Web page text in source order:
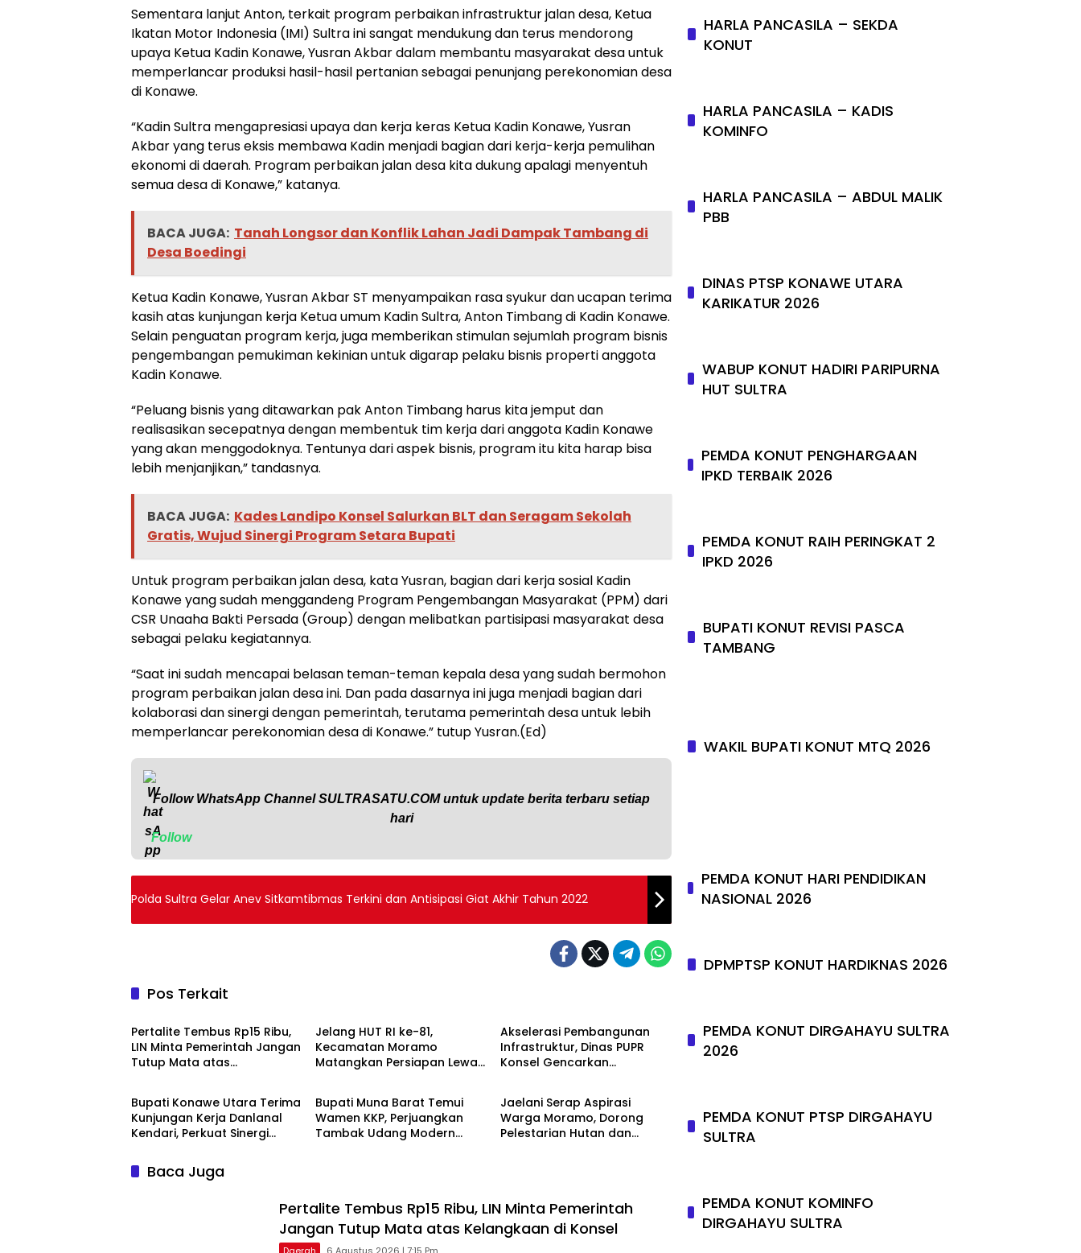
Sementara lanjut Anton, terkait program perbaikan infrastruktur jalan desa, Ketua
Ikatan Motor Indonesia (IMI) Sultra ini sangat mendukung dan terus mendorong
upaya Ketua Kadin Konawe, Yusran Akbar dalam membantu masyarakat desa untuk
memperlancar produksi hasil-hasil pertanian sebagai penunjang perekonomian desa
di Konawe.
“Kadin Sultra mengapresiasi upaya dan kerja keras Ketua Kadin Konawe, Yusran
Akbar yang terus eksis membawa Kadin menjadi bagian dari kerja-kerja pemulihan
ekonomi di daerah. Program perbaikan jalan desa kita dukung apalagi menyentuh
semua desa di Konawe,” katanya.
BACA JUGA: Tanah Longsor dan Konflik Lahan Jadi Dampak Tambang di
Desa Boedingi
Ketua Kadin Konawe, Yusran Akbar ST menyampaikan rasa syukur dan ucapan terima
kasih atas kunjungan kerja Ketua umum Kadin Sultra, Anton Timbang di Kadin Konawe.
Selain penguatan program kerja, juga memberikan stimulan sejumlah program bisnis
pengembangan pemukiman kekinian untuk digarap pelaku bisnis properti anggota
Kadin Konawe.
“Peluang bisnis yang ditawarkan pak Anton Timbang harus kita jemput dan
realisasikan secepatnya dengan membentuk tim kerja dari anggota Kadin Konawe
yang akan menggodoknya. Tentunya dari aspek bisnis, program itu kita harap bisa
lebih menjanjikan,” tandasnya.
BACA JUGA: Kades Landipo Konsel Salurkan BLT dan Seragam Sekolah
Gratis, Wujud Sinergi Program Setara Bupati
Untuk program perbaikan jalan desa, kata Yusran, bagian dari kerja sosial Kadin
Konawe yang sudah menggandeng Program Pengembangan Masyarakat (PPM) dari
CSR Unaaha Bakti Persada (Group) dengan melibatkan partisipasi masyarakat desa
sebagai pelaku kegiatannya.
“Saat ini sudah mencapai belasan teman-teman kepala desa yang sudah bermohon
program perbaikan jalan desa ini. Dan pada dasarnya ini juga menjadi bagian dari
kolaborasi dan sinergi dengan pemerintah, terutama pemerintah desa untuk lebih
memperlancar perekonomian desa di Konawe.” tutup Yusran.(Ed)
Follow WhatsApp ChannelSULTRASATU.COMuntuk update berita terbaru setiap
hari
Follow
Polda Sultra Gelar Anev Sitkamtibmas Terkini dan Antisipasi Giat Akhir Tahun 2022
Pos Terkait
Daerah
‎Pertalite Tembus Rp15 Ribu,
LIN Minta Pemerintah Jangan
Tutup Mata atas
‎Jelang HUT RI ke-81,
Kecamatan Moramo
Matangkan Persiapan Lewat
Akselerasi Pembangunan
Infrastruktur, Dinas PUPR
Konsel Gencarkan
Advertorial
Bupati Konawe Utara Terima
Kunjungan Kerja Danlanal
Kendari, Perkuat Sinergi
AL
Daerah
‎Bupati Muna Barat Temui
Wamen KKP, Perjuangkan
Tambak Udang Modern
Advertorial
Jaelani Serap Aspirasi
Warga Moramo, Dorong
Pelestarian Hutan dan
Baca Juga
‎Pertalite Tembus Rp15 Ribu, LIN Minta Pemerintah
Jangan Tutup Mata atas Kelangkaan di Konsel
Daerah 6 Agustus 2026 | 7:15 Pm
HARLA PANCASILA – SEKDA
KONUT
HARLA PANCASILA – KADIS
KOMINFO
HARLA PANCASILA – ABDUL MALIK
PBB
DINAS PTSP KONAWE UTARA
KARIKATUR 2026
WABUP KONUT HADIRI PARIPURNA
HUT SULTRA
PEMDA KONUT PENGHARGAAN
IPKD TERBAIK 2026
PEMDA KONUT RAIH PERINGKAT 2
IPKD 2026
BUPATI KONUT REVISI PASCA
TAMBANG
WAKIL BUPATI KONUT MTQ 2026
PEMDA KONUT HARI PENDIDIKAN
NASIONAL 2026
DPMPTSP KONUT HARDIKNAS 2026
PEMDA KONUT DIRGAHAYU SULTRA
2026
PEMDA KONUT PTSP DIRGAHAYU
SULTRA
PEMDA KONUT KOMINFO
DIRGAHAYU SULTRA